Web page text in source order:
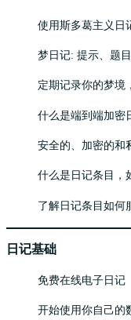
使用斯多葛主义日
梦日记: 提示、题
定期记录你的梦境
什么是端到端加密
安全的、加密的和
什么是日记条目，
了解日记条目如何
日记基础
免费在线电子日记
开始使用你自己的